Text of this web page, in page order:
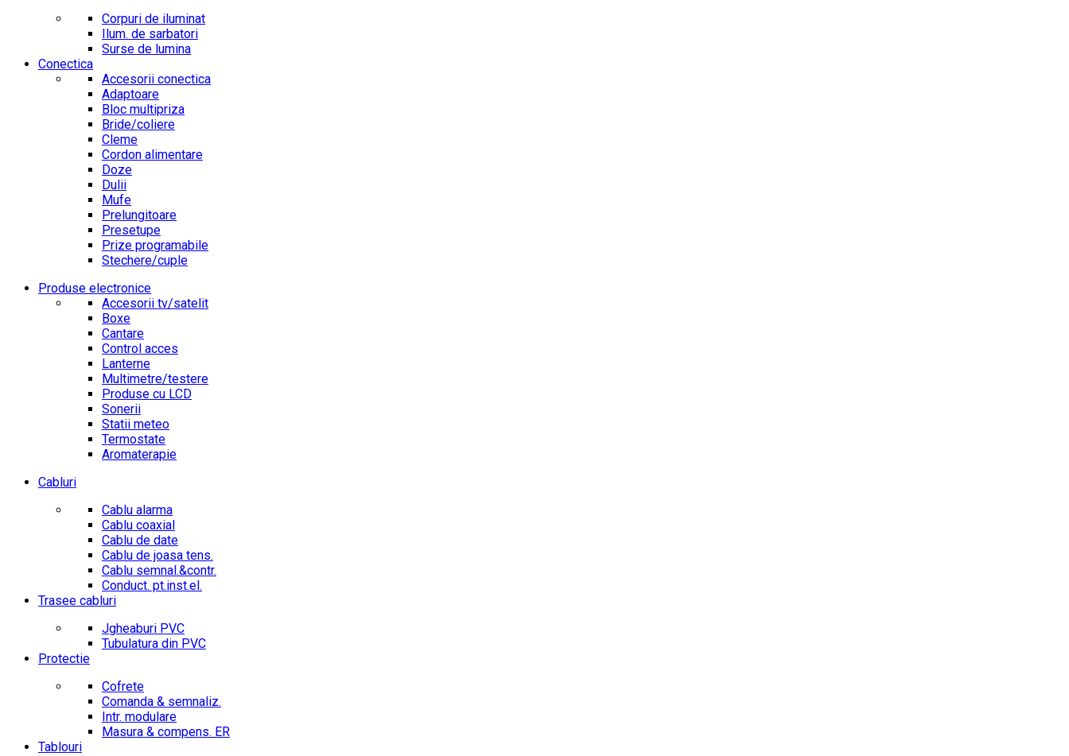
Corpuri de iluminat
Ilum. de sarbatori
Surse de lumina
Conectica
Accesorii conectica
Adaptoare
Bloc multipriza
Bride/coliere
Cleme
Cordon alimentare
Doze
Dulii
Mufe
Prelungitoare
Presetupe
Prize programabile
Stechere/cuple
Produse electronice
Accesorii tv/satelit
Boxe
Cantare
Control acces
Lanterne
Multimetre/testere
Produse cu LCD
Sonerii
Statii meteo
Termostate
Aromaterapie
Cabluri
Cablu alarma
Cablu coaxial
Cablu de date
Cablu de joasa tens.
Cablu semnal.&contr.
Conduct. pt.inst.el.
Trasee cabluri
Jgheaburi PVC
Tubulatura din PVC
Protectie
Cofrete
Comanda & semnaliz.
Intr. modulare
Masura & compens. ER
Tablouri